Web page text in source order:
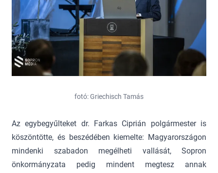
fotó: Griechisch Tamás
Az egybegyűlteket dr. Farkas Ciprián polgármester is
köszöntötte, és beszédében kiemelte: Magyarországon
mindenki szabadon megélheti vallását, Sopron
önkormányzata pedig mindent megtesz annak